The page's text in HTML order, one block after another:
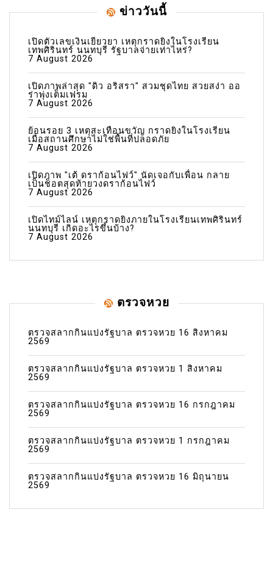
ข่าววันนี้
เปิดตัวเลขเงินเยียวยา เหตุกราดยิงในโรงเรียน
เทพศิรินทร์ นนทบุรี รัฐบาลจ่ายเท่าไหร่?
7 August 2026
เปิดภาพล่าสุด "ดิว อริสรา" สวมชุดไทย สวยสง่า ออ
ร่าพุ่งเต็มเฟรม
7 August 2026
ย้อนรอย 3 เหตุสะเทือนขวัญ กราดยิงในโรงเรียน
เมื่อสถานศึกษาไม่ใช่พื้นที่ปลอดภัย
7 August 2026
เปิดภาพ "เต้ ดราก้อนไฟว์" นัดเจอกับเพื่อน กลาย
เป็นช็อตสุดท้ายวงดราก้อนไฟว์
7 August 2026
เปิดไทม์ไลน์ เหตุกราดยิงภายในโรงเรียนเทพศิรินทร์
นนทบุรี เกิดอะไรขึ้นบ้าง?
7 August 2026
ตรวจหวย
ตรวจสลากกินแบ่งรัฐบาล ตรวจหวย 16 สิงหาคม
2569
ตรวจสลากกินแบ่งรัฐบาล ตรวจหวย 1 สิงหาคม
2569
ตรวจสลากกินแบ่งรัฐบาล ตรวจหวย 16 กรกฎาคม
2569
ตรวจสลากกินแบ่งรัฐบาล ตรวจหวย 1 กรกฎาคม
2569
ตรวจสลากกินแบ่งรัฐบาล ตรวจหวย 16 มิถุนายน
2569